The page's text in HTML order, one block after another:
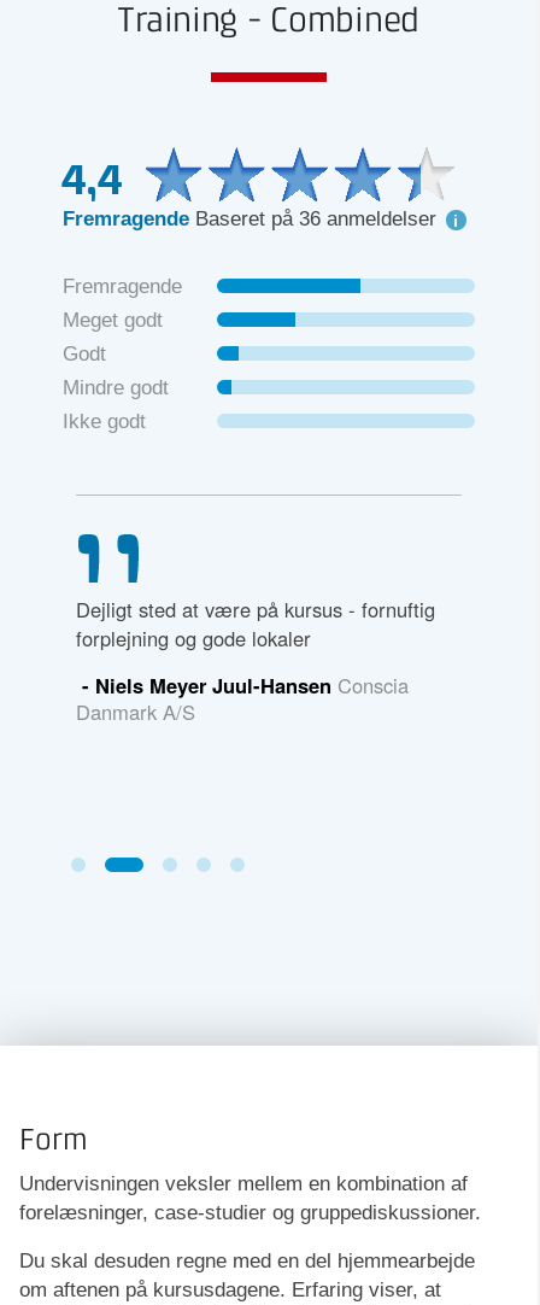
Training - Combined
4,4
Fremragende Baseret på 36 anmeldelser
Fremragende
Meget godt
Godt
Mindre godt
Ikke godt
Dejligt sted at være på kursus - fornuftig
forplejning og gode lokaler
- Niels Meyer Juul-Hansen Conscia
Danmark A/S
Form
Undervisningen veksler mellem en kombination af
forelæsninger, case-studier og gruppediskussioner.
Du skal desuden regne med en del hjemmearbejde
om aftenen på kursusdagene. Erfaring viser, at